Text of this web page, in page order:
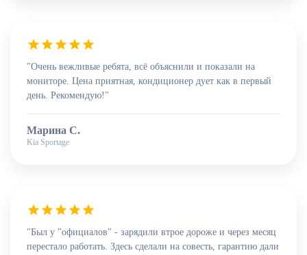
"Очень вежливые ребята, всё объяснили и показали на
мониторе. Цена приятная, кондиционер дует как в первый
день. Рекомендую!"
Марина С.
Kia Sportage
"Был у "официалов" - зарядили втрое дороже и через месяц
перестало работать. Здесь сделали на совесть, гарантию дали